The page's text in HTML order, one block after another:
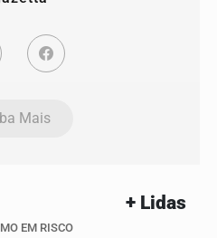
Mais
+ Lidas
EM RISCO